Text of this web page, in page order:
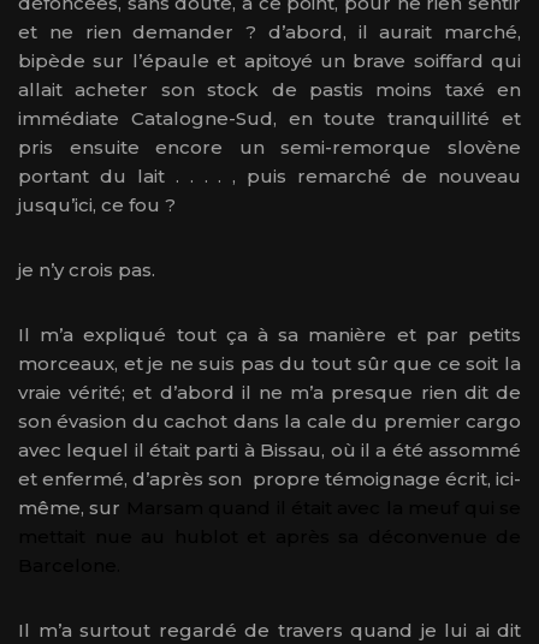
et ne rien demander ? d’abord, il aurait marché,
bipède sur l’épaule et apitoyé un brave soiffard qui
allait acheter son stock de pastis moins taxé en
immédiate Catalogne-Sud, en toute tranquillité et
pris ensuite encore un semi-remorque slovène
portant du lait . . . . , puis remarché de nouveau
jusqu’ici, ce fou ?
je n’y crois pas.
Il m’a expliqué tout ça à sa manière et par petits
morceaux, et je ne suis pas du tout sûr que ce soit la
vraie vérité; et d’abord il ne m’a presque rien dit de
son évasion du cachot dans la cale du premier cargo
avec lequel il était parti à Bissau, où il a été assommé
et enfermé, d’après son propre témoignage écrit, ici-
même, sur
Il m’a surtout regardé de travers quand je lui ai dit